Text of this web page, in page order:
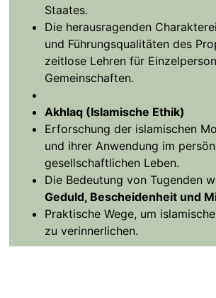
Staates.
Die herausragenden
und Führungsqualitäten des
zeitlose Lehren für
Gemeinschaften.
Akhlaq (Islamische Ethik)
Erforschung der islamischen
und ihrer Anwendung im
gesellschaftlichen Leben.
Die Bedeutung von Tugenden
Geduld, Bescheidenheit und
Praktische Wege, um
zu verinnerlichen.